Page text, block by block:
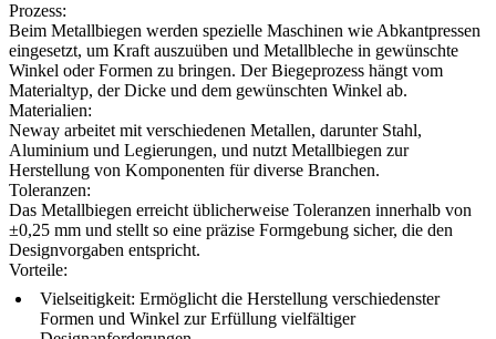
Prozess:
Beim Metallbiegen werden spezielle Maschinen wie Abkantpressen
eingesetzt, um Kraft auszuüben und Metallbleche in gewünschte
Winkel oder Formen zu bringen. Der Biegeprozess hängt vom
Materialtyp, der Dicke und dem gewünschten Winkel ab.
Materialien:
Neway arbeitet mit verschiedenen Metallen, darunter Stahl,
Aluminium und Legierungen, und nutzt Metallbiegen zur
Herstellung von Komponenten für diverse Branchen.
Toleranzen:
Das Metallbiegen erreicht üblicherweise Toleranzen innerhalb von
±0,25 mm und stellt so eine präzise Formgebung sicher, die den
Designvorgaben entspricht.
Vorteile:
Vielseitigkeit: Ermöglicht die Herstellung verschiedenster
Formen und Winkel zur Erfüllung vielfältiger